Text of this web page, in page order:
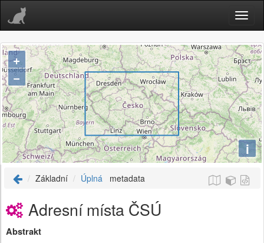
+
−
i
Základní Úplná metadata
Adresní místa ČSÚ
Abstrakt